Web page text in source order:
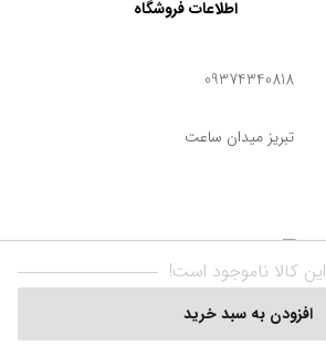
این کالا ناموجود است!
افزودن به سبد خرید
اطلاعات فروشگاه
09374340818
تبریز میدان ساعت